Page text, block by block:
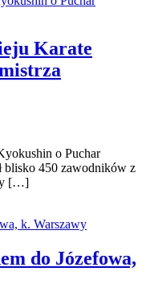
Karate
o Puchar
blisko 450 zawodników z
[…]
do Józefowa,